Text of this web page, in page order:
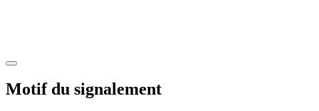
Motif du signalement